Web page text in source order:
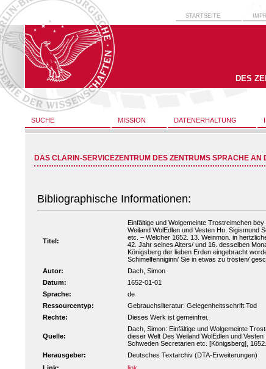
STARTSEITE
DES
SUCHE MISSION DATENERHALTUNG
DAS CLARIN-SERVICEZENTRUM DES ZENTRUMS SPRACHE AN
Bibliographische Informationen:
Titel:
Einfältige und Wolgemeinte Trostreimchen
Weiland WolEdlen und Vesten Hn. Sigismund
etc. – Welcher 1652. 13. Weinmon. in
42. Jahr seines Alters/ und 16. desselben
Königsberg der lieben Erden eingebracht
Schimelfenniginn/ Sie in etwas zu trösten/
Autor:
Dach, Simon
Datum:
1652-01-01
Sprache:
de
Ressourcentyp:
Gebrauchsliteratur: Gelegenheitsschrift:Tod
Rechte:
Dieses Werk ist gemeinfrei.
Quelle:
Dach, Simon: Einfältige und Wolgemeinte
dieser Welt Des Weiland WolEdlen und
Schweden Secretarien etc. [Königsberg], 1652.
Herausgeber:
Deutsches Textarchiv (DTA-Erweiterungen)